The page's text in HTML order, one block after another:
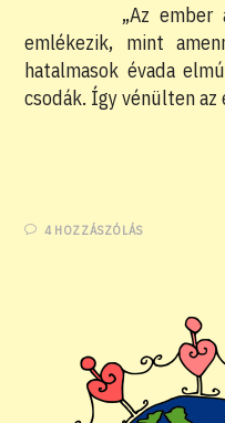
„Az ember az
emlékezik, mint
hatalmasok évada
csodák. Így vénülten
4 HOZZÁSZÓLÁS